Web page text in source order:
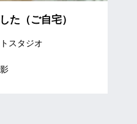
た（ご自宅）
スタジオ